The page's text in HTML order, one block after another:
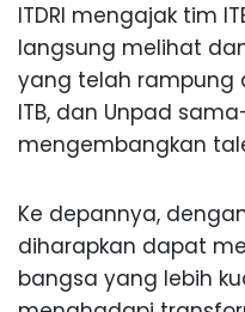
ITDRI mengajak tim
langsung melihat
yang telah rampung
ITB, dan Unpad
mengembangkan
Ke depannya,
diharapkan dapat
bangsa yang lebih